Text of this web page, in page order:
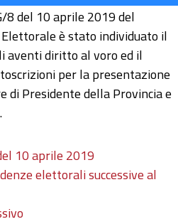
8 del 10 aprile 2019 del
è stato individuato il
aventi diritto al voro ed il
per la presentazione
di Presidente della Provincia e
10 aprile 2019
elettorali successive al